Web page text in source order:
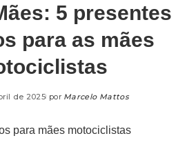
5 presentes
para as mães
de 2025 por Marcelo Mattos